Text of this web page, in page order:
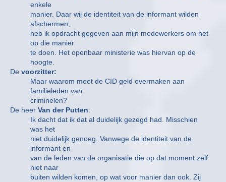
enkele
manier. Daar wij de identiteit van de informant wilden
afschermen,
heb ik opdracht gegeven aan mijn medewerkers om het
op die manier
te doen. Het openbaar ministerie was hiervan op de
hoogte.
De voorzitter:
Maar waarom moet de CID geld overmaken aan
familieleden van
criminelen?
De heer Van der Putten:
Ik dacht dat ik dat al duidelijk gezegd had. Misschien
was het
niet duidelijk genoeg. Vanwege de identiteit van de
informant en
van de leden van de organisatie die op dat moment zelf
niet naar
buiten wilden komen, op wat voor manier dan ook. Zij